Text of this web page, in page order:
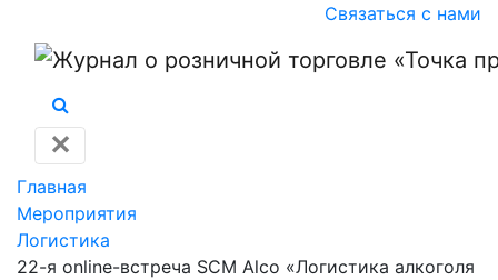
Связаться с нами
✕
Главная
Мероприятия
Логистика
22-я online-встреча SCM Alco «Логистика алкоголя